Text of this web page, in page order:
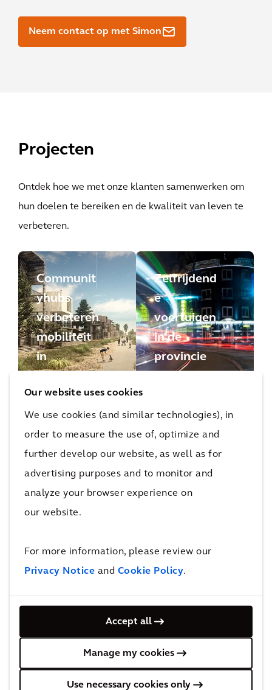
Our website uses cookies
We use cookies (and similar technologies), in
order to measure the use of, optimize and
further develop our website, as well as for
advertising purposes and to monitor and
analyze your browser experience on
our website.
For more information, please review our
Privacy Notice and Cookie Policy.
Accept all
Manage my cookies
Use necessary cookies only
Neem contact op met Simon
Projecten
Ontdek hoe we met onze klanten samenwerken om
hun doelen te bereiken en de kwaliteit van leven te
verbeteren.
Communit
yhubs
verbeteren
mobiliteit
in
nd
Zelfrijdend
e
voertuigen
in de
provincie
Meer nieuwe-mobiliteitsprojecten
Erkenning
We staan op de derde plaats in
'General Buildings'